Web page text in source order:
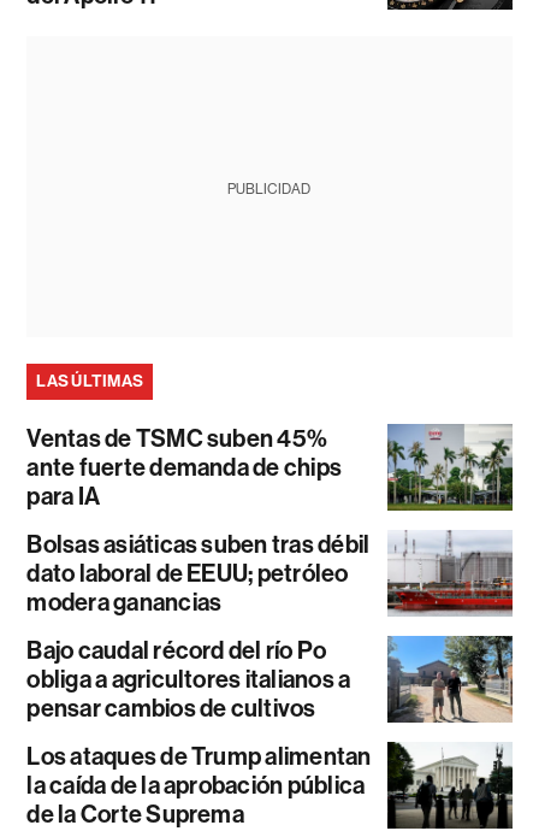
PUBLICIDAD
LAS ÚLTIMAS
Ventas de TSMC suben 45%
ante fuerte demanda de chips
para IA
Bolsas asiáticas suben tras débil
dato laboral de EEUU; petróleo
modera ganancias
Bajo caudal récord del río Po
obliga a agricultores italianos a
pensar cambios de cultivos
Los ataques de Trump alimentan
la caída de la aprobación pública
de la Corte Suprema